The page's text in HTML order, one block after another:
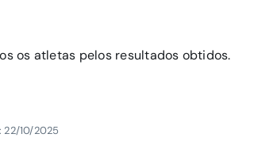
os atletas pelos resultados obtidos.
22/10/2025